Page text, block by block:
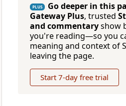
PLUS Go deeper in this
Gateway Plus, trusted
and commentaryshow
you're reading—so you
meaning and context of
leaving the page.
Start 7-day free trial